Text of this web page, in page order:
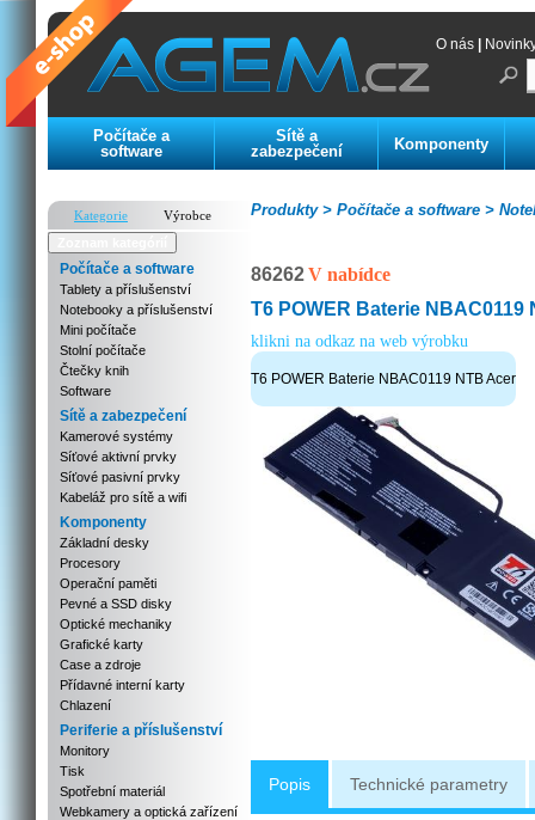
O nás
Počítače a
software
Sítě a
zabezpečení
Komponenty
Kategorie
Výrobce
Počítače a software
Tablety a příslušenství
Notebooky a příslušenství
Mini počítače
Stolní počítače
Čtečky knih
Software
Sítě a zabezpečení
Kamerové systémy
Síťové aktivní prvky
Síťové pasivní prvky
Kabeláž pro sítě a wifi
Komponenty
Základní desky
Procesory
Operační paměti
Pevné a SSD disky
Optické mechaniky
Grafické karty
Case a zdroje
Přídavné interní karty
Chlazení
Periferie a příslušenství
Monitory
Tisk
Spotřební materiál
Webkamery a optická zařízení
Počítače a software >
Produkty >
86262V nabídce
T6 POWER Baterie NBAC0119
klikni na odkaz na web výrobku
T6 POWER Baterie NBAC0119 NTB Acer
Popis Technické parametry